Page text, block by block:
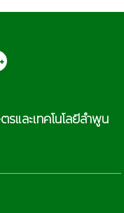
และเทคโนโลยีลำพูน